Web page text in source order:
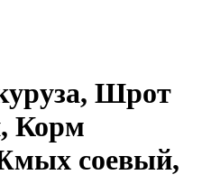
Шрот
Корм
соевый,